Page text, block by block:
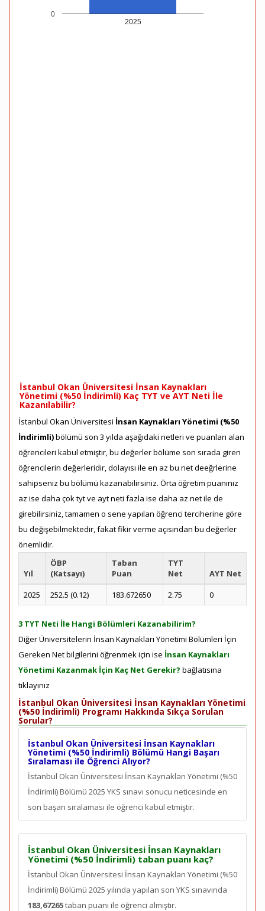
2025
0
İstanbul Okan Üniversitesi İnsan Kaynakları
Yönetimi (%50 İndirimli) Kaç TYT ve AYT Neti İle
Kazanılabilir?
İstanbul Okan Üniversitesi İnsan Kaynakları Yönetimi (%50
İndirimli)bölümü son 3 yılda aşağıdaki netleri ve puanları alan
öğrencileri kabul etmiştir, bu değerler bölüme son sırada giren
öğrencilerin değerleridir, dolayısı ile en az bu net deeğrlerine
sahipseniz bu bölümü kazanabilirsiniz. Örta öğretim puanınız
az ise daha çok tyt ve ayt neti fazla ise daha az net ile de
girebilirsiniz, tamamen o sene yapılan öğrenci terciherine göre
bu değişebilmektedir, fakat fikir verme açısından bu değerler
önemlidir.
Yıl
ÖBP
(Katsayı)
Taban
Puan
TYT
Net
AYT Net
2025
252.5 (0.12) 183.672650 2.75 0
3 TYT Neti İle Hangi Bölümleri Kazanabilirim?
Diğer Üniversitelerin İnsan Kaynakları Yönetimi Bölümleri İçin
Gereken Net bilgilerini öğrenmek için ise İnsan Kaynakları
Yönetimi Kazanmak İçin Kaç Net Gerekir? bağlatısına
tıklayınız
İstanbul Okan Üniversitesi İnsan Kaynakları Yönetimi
(%50 İndirimli) Programı Hakkında Sıkça Sorulan
Sorular?
İstanbul Okan Üniversitesi İnsan Kaynakları
Yönetimi (%50 İndirimli) Bölümü Hangi Başarı
Sıralaması ile Öğrenci Alıyor?
İstanbul Okan Üniversitesi İnsan Kaynakları Yönetimi (%50
İndirimli) Bölümü 2025 YKS sınavı sonucu neticesinde en
son başarı sıralaması ile öğrenci kabul etmiştir.
İstanbul Okan Üniversitesi İnsan Kaynakları
Yönetimi (%50 İndirimli) taban puanı kaç?
İstanbul Okan Üniversitesi İnsan Kaynakları Yönetimi (%50
İndirimli) Bölümü 2025 yılında yapılan son YKS sınavında
183,67265taban puanı ile öğrenci almıştır.